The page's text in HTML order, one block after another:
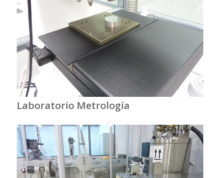
Laboratorio Metrología